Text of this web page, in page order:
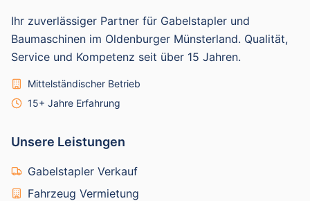
Ihr zuverlässiger Partner für Gabelstapler und
Baumaschinen im Oldenburger Münsterland. Qualität,
Service und Kompetenz seit über 15 Jahren.
Mittelständischer Betrieb
15+ Jahre Erfahrung
Unsere Leistungen
Gabelstapler Verkauf
Fahrzeug Vermietung